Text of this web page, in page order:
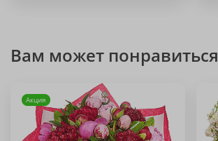
Вам может понравиться
Акция